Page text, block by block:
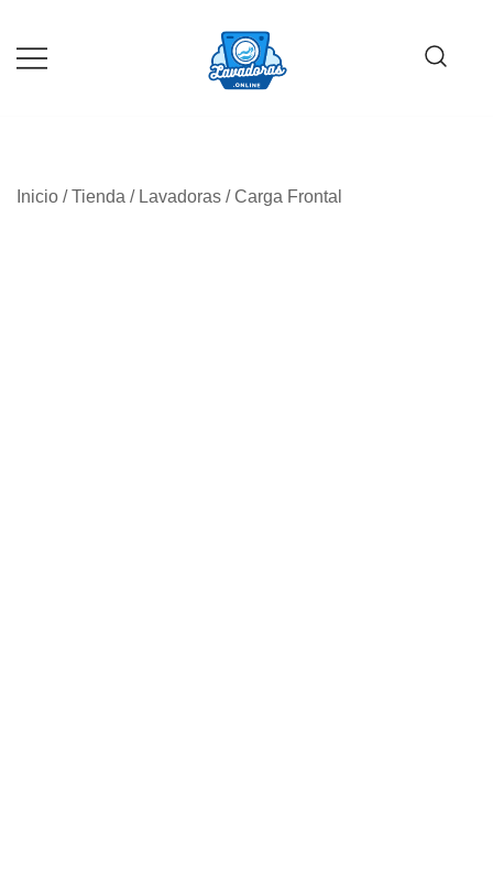
contenido
Inicio /Tienda / Lavadoras /Carga Frontal